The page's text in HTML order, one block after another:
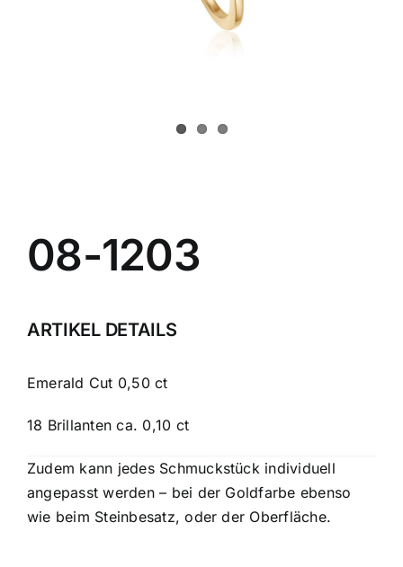
08-1203
ARTIKEL DETAILS
Emerald Cut 0,50 ct
18 Brillanten ca. 0,10 ct
Zudem kann jedes Schmuckstück individuell
angepasst werden – bei der Goldfarbe ebenso
wie beim Steinbesatz, oder der Oberfläche.